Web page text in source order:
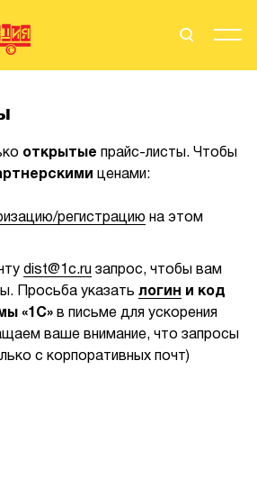
открытые прайс-листы. Чтобы
ценами:
регистрацию на этом
dist@1c.ru запрос, чтобы вам
Просьба указать логин
и код
«1С» в письме для ускорения
ваше внимание, что запросы
с корпоративных почт)